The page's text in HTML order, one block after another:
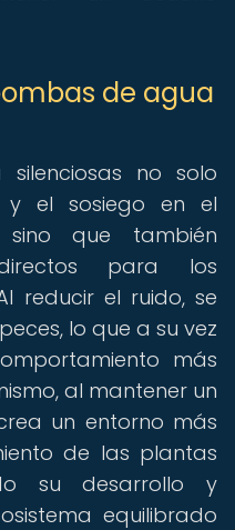
de agua
no solo
el sosiego en el
que también
para los
reducir el ruido, se
lo que a su vez
más
al mantener un
un entorno más
de las plantas
su desarrollo y
equilibrado